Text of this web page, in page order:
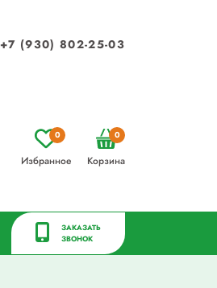
+7 (930) 802-25-03
Избранное
0
Корзина
0
ЗАКАЗАТЬ
ЗВОНОК